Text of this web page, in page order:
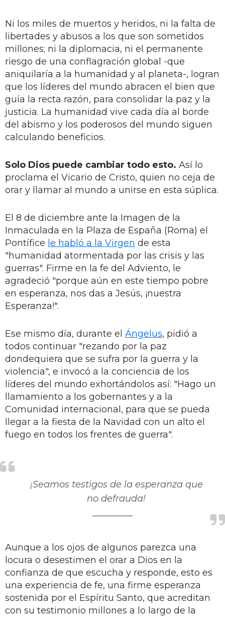
Ni los miles de muertos y heridos, ni la falta de
libertades y abusos a los que son sometidos
millones; ni la diplomacia, ni el permanente
riesgo de una conflagración global -que
aniquilaría a la humanidad y al planeta-, logran
que los líderes del mundo abracen el bien que
guía la recta razón, para consolidar la paz y la
justicia. La humanidad vive cada día al borde
del abismo y los poderosos del mundo siguen
calculando beneficios.
Solo Dios puede cambiar todo esto. Así lo
proclama el Vicario de Cristo, quien no ceja de
orar y llamar al mundo a unirse en esta súplica.
El 8 de diciembre ante la Imagen de la
Inmaculada en la Plaza de España (Roma) el
Pontífice le habló a la Virgen de esta
"humanidad atormentada por las crisis y las
guerras". Firme en la fe del Adviento, le
agradeció "porque aún en este tiempo pobre
en esperanza, nos das a Jesús, ¡nuestra
Esperanza!".
Ese mismo día, durante el Ángelus, pidió a
todos continuar "rezando por la paz
dondequiera que se sufra por la guerra y la
violencia", e invocó a la conciencia de los
líderes del mundo exhortándolos así: "Hago un
llamamiento a los gobernantes y a la
Comunidad internacional, para que se pueda
llegar a la fiesta de la Navidad con un alto el
fuego en todos los frentes de guerra".
¡Seamos testigos de la esperanza que
no defrauda!
Aunque a los ojos de algunos parezca una
locura o desestimen el orar a Dios en la
confianza de que escucha y responde, esto es
una experiencia de fe, una firme esperanza
sostenida por el Espíritu Santo, que acreditan
con su testimonio millones a lo largo de la